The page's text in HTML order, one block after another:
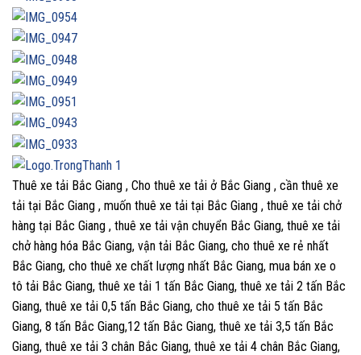
Thuê xe tải Bắc Giang , Cho thuê xe tải ở Bắc Giang , cần thuê xe
tải tại Bắc Giang , muốn thuê xe tải tại Bắc Giang , thuê xe tải chở
hàng tại Bắc Giang , thuê xe tải vận chuyển Bắc Giang, thuê xe tải
chở hàng hóa Bắc Giang, vận tải Bắc Giang, cho thuê xe rẻ nhất
Bắc Giang, cho thuê xe chất lượng nhất Bắc Giang, mua bán xe o
tô tải Bắc Giang, thuê xe tải 1 tấn Bắc Giang, thuê xe tải 2 tấn Bắc
Giang, thuê xe tải 0,5 tấn Bắc Giang, cho thuê xe tải 5 tấn Bắc
Giang, 8 tấn Bắc Giang,12 tấn Bắc Giang, thuê xe tải 3,5 tấn Bắc
Giang, thuê xe tải 3 chân Bắc Giang, thuê xe tải 4 chân Bắc Giang,